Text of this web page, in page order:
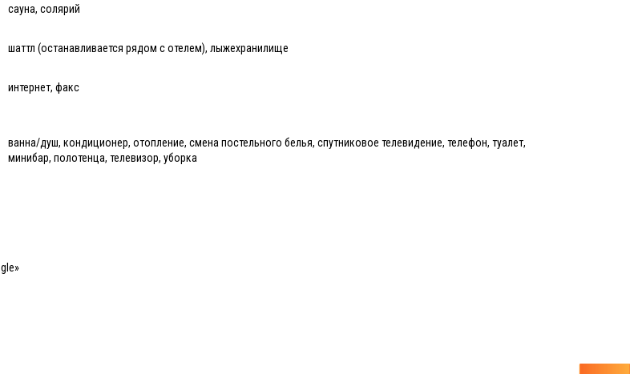
сауна, солярий
шаттл (останавливается рядом с отелем), лыжехранилище
интернет, факс
ванна/душ, кондиционер, отопление, смена постельного белья, спутниковое телевидение, телефон, туалет,
минибар, полотенца, телевизор, уборка